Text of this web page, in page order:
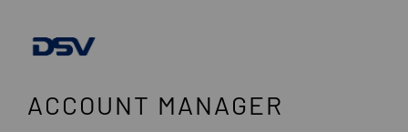
ACCOUNT MANAGER